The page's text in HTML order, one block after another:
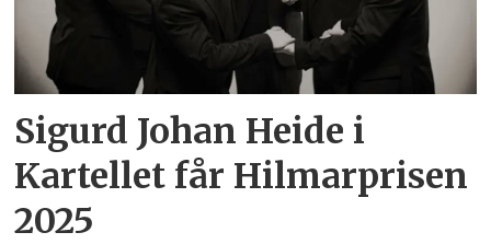
Sigurd Johan Heide i
Kartellet får Hilmarprisen
2025